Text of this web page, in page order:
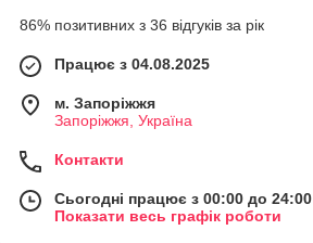
86% позитивних з 36 відгуків за рік
Працює з 04.08.2025
м. Запоріжжя
Запоріжжя, Україна
Контакти
Сьогодні працює з 00:00 до 24:00
Показати весь графік роботи